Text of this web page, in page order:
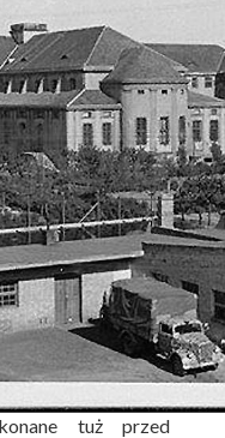
tuż przed